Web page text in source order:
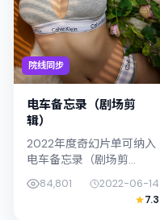
院线同步
电车备忘录（剧场剪
辑）
2022年度奇幻片单可纳入
电车备忘录（剧场剪
辑）：导演新海诚将镜头
对准韩国（首尔）的中产
困境，金惠秀与宋康昊演
84,801
2022-06-14
7.3